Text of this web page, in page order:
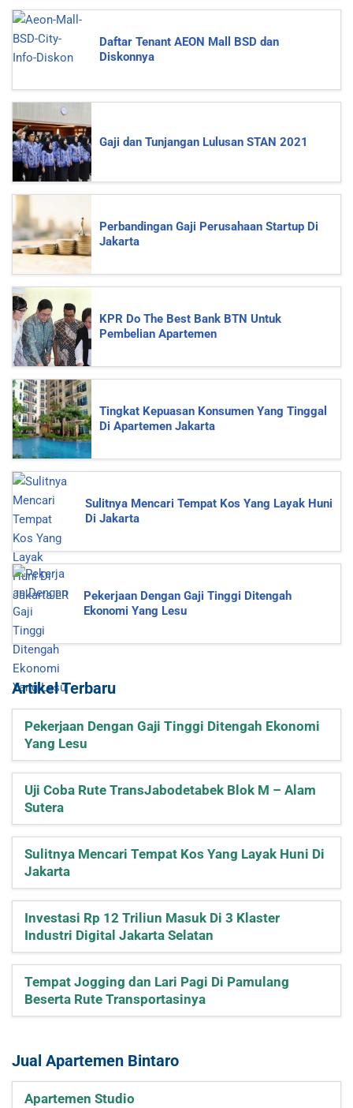
Daftar Tenant AEON Mall BSD dan
Diskonnya
Gaji dan Tunjangan Lulusan STAN 2021
Perbandingan Gaji Perusahaan Startup Di
Jakarta
KPR Do The Best Bank BTN Untuk
Pembelian Apartemen
Tingkat Kepuasan Konsumen Yang Tinggal
Di Apartemen Jakarta
Sulitnya Mencari Tempat Kos Yang Layak Huni
Di Jakarta
Pekerjaan Dengan Gaji Tinggi Ditengah
Ekonomi Yang Lesu
Artikel Terbaru
Pekerjaan Dengan Gaji Tinggi Ditengah Ekonomi
Yang Lesu
Uji Coba Rute TransJabodetabek Blok M – Alam
Sutera
Sulitnya Mencari Tempat Kos Yang Layak Huni Di
Jakarta
Investasi Rp 12 Triliun Masuk Di 3 Klaster
Industri Digital Jakarta Selatan
Tempat Jogging dan Lari Pagi Di Pamulang
Beserta Rute Transportasinya
Jual Apartemen Bintaro
Apartemen Studio